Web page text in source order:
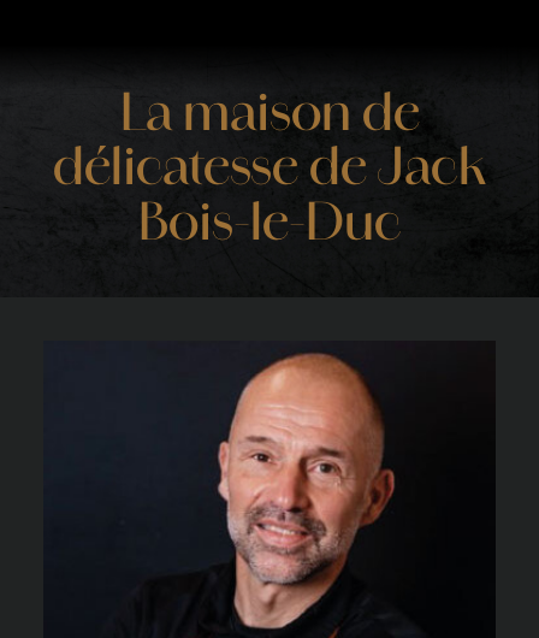
La maison de
délicatesse de Jack
Bois-le-Duc